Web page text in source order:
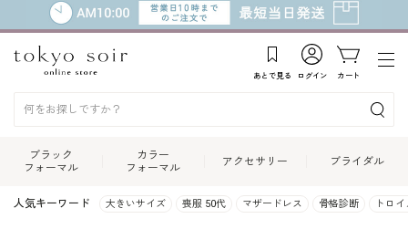
あとで見る ログイン カート
ブラック
フォーマル
カラー
フォーマル
アクセサリー ブライダル
人気キーワード 大きいサイズ 喪服 50代 マザードレス 骨格診断 トロ